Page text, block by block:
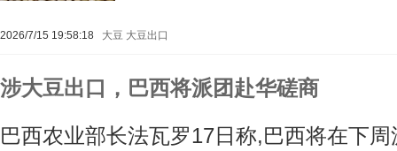
2026/7/15 19:58:18 大豆 大豆出口
涉大豆出口，巴西将派团赴华磋商
巴西农业部长法瓦罗17日称,巴西将在下